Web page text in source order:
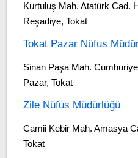
Kurtuluş Mah. Atatürk Cad.
Reşadiye, Tokat
Tokat Pazar Nüfus
Sinan Paşa Mah.
Pazar, Tokat
Zile Nüfus Müdürlüğü
Camii Kebir Mah. Amasya
Tokat